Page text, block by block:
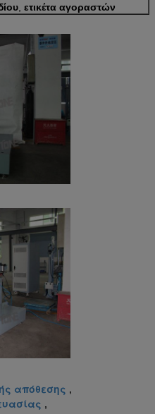
ετικέτα αγοραστών
απόθεσης ,
,